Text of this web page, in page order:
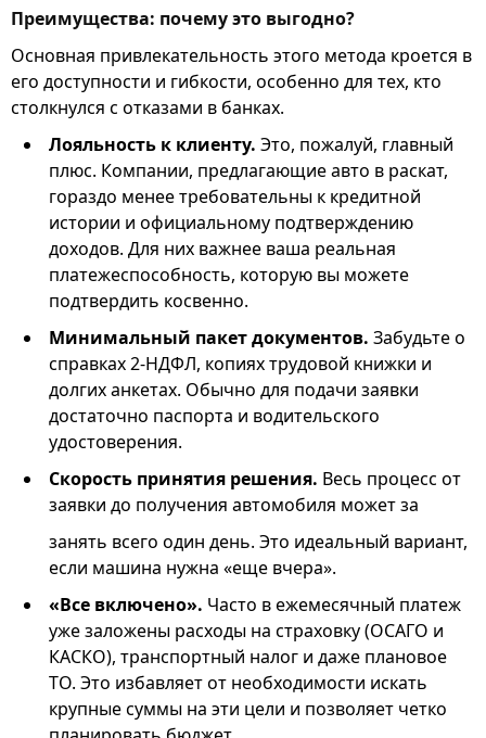
Преимущества: почему это выгодно?
Основная привлекательность этого метода кроется в
его доступности и гибкости, особенно для тех, кто
столкнулся с отказами в банках.
Лояльность к клиенту. Это, пожалуй, главный
плюс. Компании, предлагающие авто в раскат,
гораздо менее требовательны к кредитной
истории и официальному подтверждению
доходов. Для них важнее ваша реальная
платежеспособность, которую вы можете
подтвердить косвенно.
Минимальный пакет документов. Забудьте о
справках 2-НДФЛ, копиях трудовой книжки и
долгих анкетах. Обычно для подачи заявки
достаточно паспорта и водительского
удостоверения.
Скорость принятия решения. Весь процесс от
заявки до получения автомобиля может за
занять всего один день. Это идеальный вариант,
если машина нужна «еще вчера».
«Все включено». Часто в ежемесячный платеж
уже заложены расходы на страховку (ОСАГО и
КАСКО), транспортный налог и даже плановое
ТО. Это избавляет от необходимости искать
крупные суммы на эти цели и позволяет четко